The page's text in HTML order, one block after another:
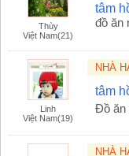
Thùy
Việt Nam(21)
tâm
đồ ăn
Linh
Việt Nam(19)
NHÀ
tâm
Đồ ăn
NHÀ